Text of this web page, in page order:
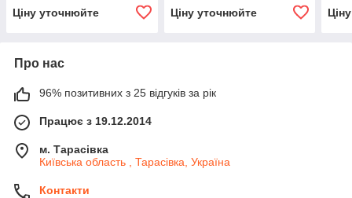
Ціну уточнюйте
Ціну уточнюйте
Про нас
96% позитивних з 25 відгуків за рік
Працює з 19.12.2014
м. Тарасівка
Київська область , Тарасівка, Україна
Контакти